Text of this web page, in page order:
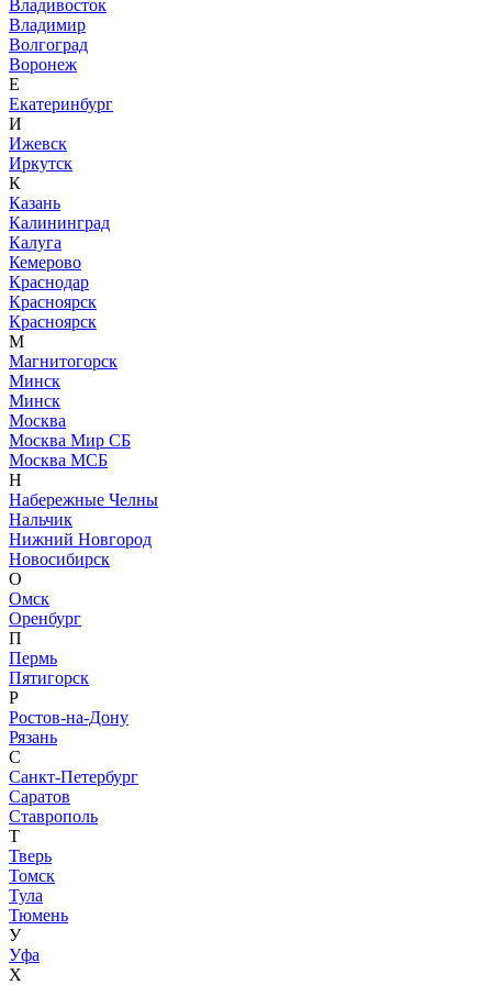
Владивосток
Владимир
Волгоград
Воронеж
Е
Екатеринбург
И
Ижевск
Иркутск
К
Казань
Калининград
Калуга
Кемерово
Краснодар
Красноярск
Красноярск
М
Магнитогорск
Минск
Минск
Москва
Москва Мир СБ
Москва МСБ
Н
Набережные Челны
Нальчик
Нижний Новгород
Новосибирск
О
Омск
Оренбург
П
Пермь
Пятигорск
Р
Ростов-на-Дону
Рязань
С
Санкт-Петербург
Саратов
Ставрополь
Т
Тверь
Томск
Тула
Тюмень
У
Уфа
Х